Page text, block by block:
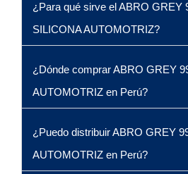
¿Para qué sirve el ABRO GREY
SILICONA AUTOMOTRIZ?
¿Dónde comprar ABRO GREY
AUTOMOTRIZ en Perú?
¿Puedo distribuir ABRO GREY
AUTOMOTRIZ en Perú?